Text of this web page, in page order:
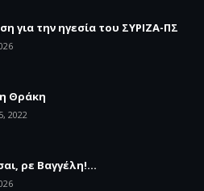
για την ηγεσία του ΣΥΡΙΖΑ-ΠΣ
Θράκη
2022
ρε Βαγγέλη!...